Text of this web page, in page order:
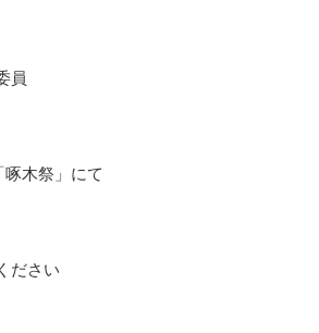
員
啄木祭」にて
ださい